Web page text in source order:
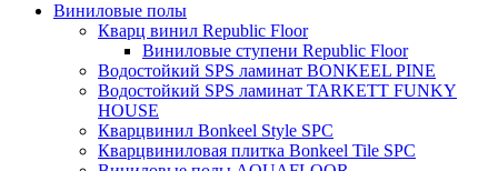
Виниловые полы
Кварц винил Republic Floor
Виниловые ступени Republic Floor
Водостойкий SPS ламинат BONKEEL PINE
Водостойкий SPS ламинат TARKETT FUNKY
HOUSE
Кварцвинил Bonkeel Style SPC
Кварцвиниловая плитка Bonkeel Tile SPC